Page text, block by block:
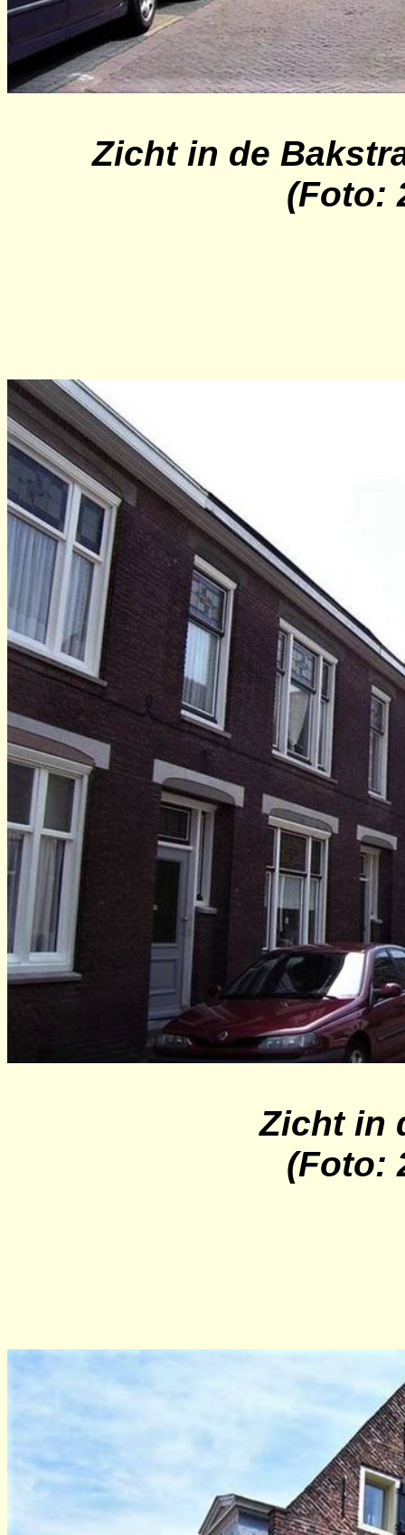
Zicht in de
(Foto:
Zicht in
(Foto: